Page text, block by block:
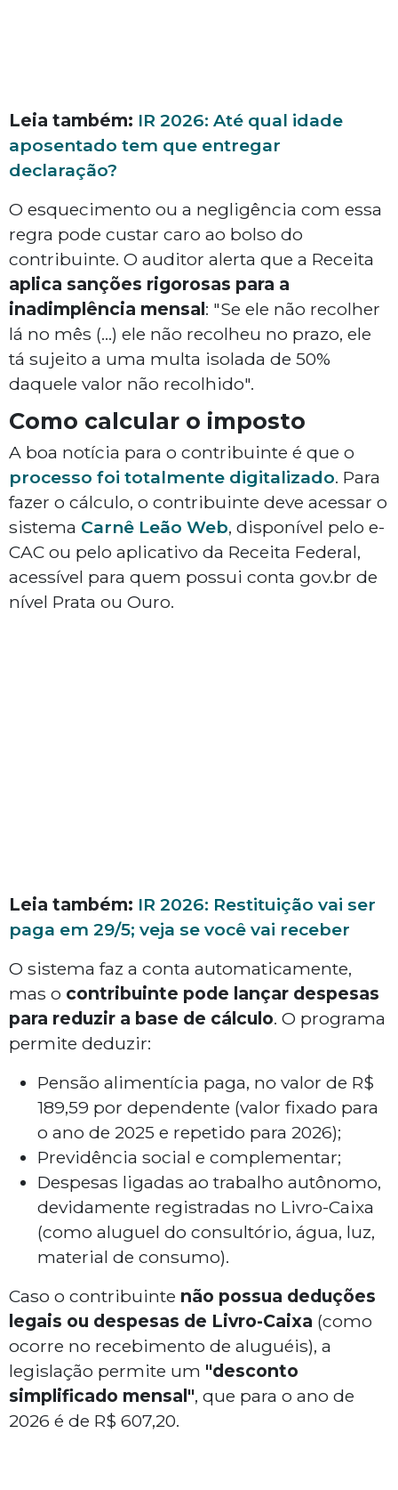
Leia também: IR 2026: Até qual idade
aposentado tem que entregar
declaração?
O esquecimento ou a negligência com essa
regra pode custar caro ao bolso do
contribuinte. O auditor alerta que a Receita
aplica sanções rigorosas para a
inadimplência mensal: "Se ele não recolher
lá no mês (...) ele não recolheu no prazo, ele
tá sujeito a uma multa isolada de 50%
daquele valor não recolhido".
Como calcular o imposto
A boa notícia para o contribuinte é que o
processo foi totalmente digitalizado. Para
fazer o cálculo, o contribuinte deve acessar o
sistema Carnê Leão Web, disponível pelo e-
CAC ou pelo aplicativo da Receita Federal,
acessível para quem possui conta gov.br de
nível Prata ou Ouro.
Leia também: IR 2026: Restituição vai ser
paga em 29/5; veja se você vai receber
O sistema faz a conta automaticamente,
mas o contribuinte pode lançar despesas
para reduzir a base de cálculo. O programa
permite deduzir:
Pensão alimentícia paga, no valor de R$
189,59 por dependente (valor fixado para
o ano de 2025 e repetido para 2026);
Previdência social e complementar;
Despesas ligadas ao trabalho autônomo,
devidamente registradas no Livro-Caixa
(como aluguel do consultório, água, luz,
material de consumo).
Caso o contribuinte não possua deduções
legais ou despesas de Livro-Caixa (como
ocorre no recebimento de aluguéis), a
legislação permite um "desconto
simplificado mensal", que para o ano de
2026 é de R$ 607,20.